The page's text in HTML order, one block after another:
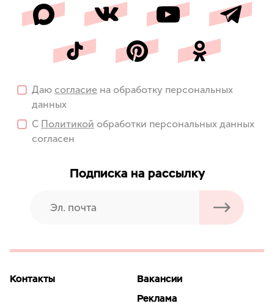
Даю согласие на обработку персональных
данных
С Политикой обработки персональных данных
согласен
Подписка на рассылку
Контакты
Вакансии
Реклама